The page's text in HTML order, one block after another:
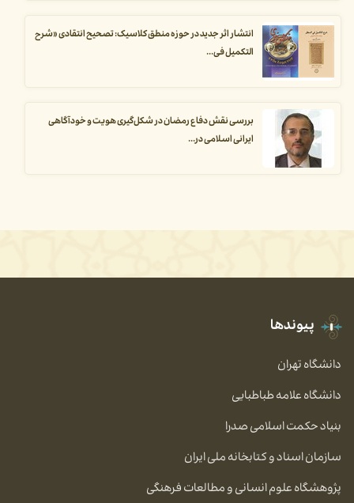
انتشار اثر جدید در حوزه منطق کلاسیک: تصحیح انتقادی «شرح
التکمیل فی...
بررسی نقش دفاع رمضان در شکل‌گیری هویت و خودآگاهی
ایرانی اسلامی در...
پیوندها
دانشگاه تهران
دانشگاه علامه طباطبایی
بنیاد حکمت اسلامی صدرا
سازمان اسناد و کتابخانه ملی ایران
پژوهشگاه علوم انسانی و مطالعات فرهنگی